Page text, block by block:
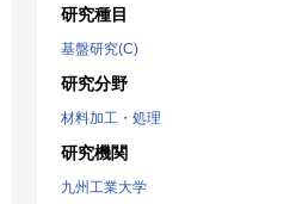
研究種目
基盤研究(C)
研究分野
材料加工・処理
研究機関
九州工業大学